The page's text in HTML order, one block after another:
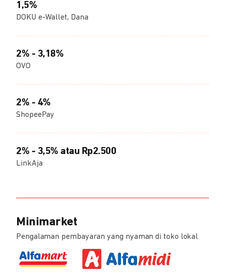
1,5%
DOKU e-Wallet, Dana
2% - 3,18%
OVO
2% - 4%
ShopeePay
2% - 3,5% atau Rp2.500
LinkAja
Minimarket
Pengalaman pembayaran yang nyaman di toko lokal